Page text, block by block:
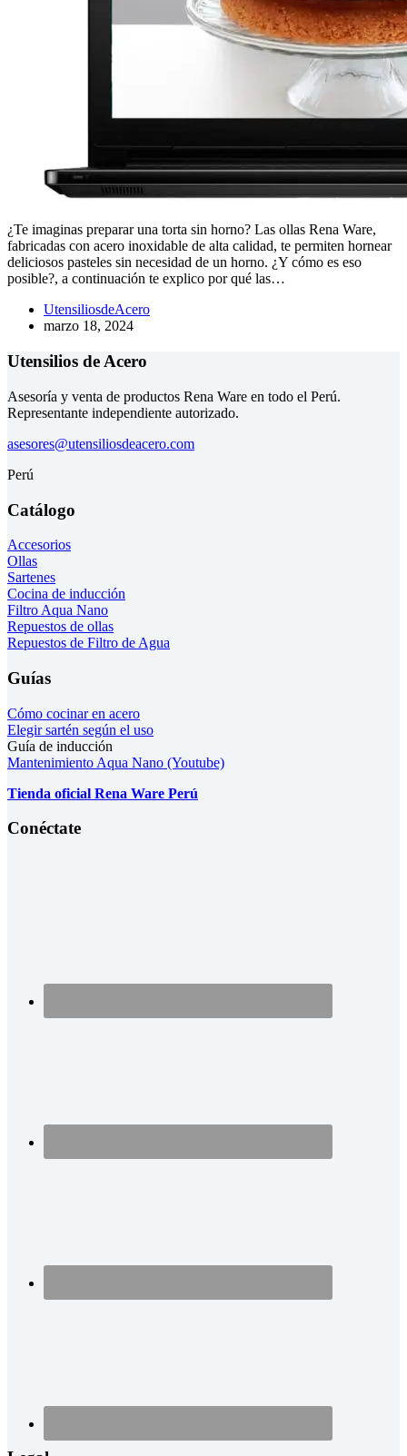
¿Te imaginas preparar una torta sin horno? Las ollas Rena Ware,
fabricadas con acero inoxidable de alta calidad, te permiten hornear
deliciosos pasteles sin necesidad de un horno. ¿Y cómo es eso
posible?, a continuación te explico por qué las…
UtensiliosdeAcero
marzo 18, 2024
Utensilios de Acero
Asesoría y venta de productos Rena Ware en todo el Perú.
Representante independiente autorizado.
asesores@utensiliosdeacero.com
Perú
Catálogo
Accesorios
Ollas
Sartenes
Cocina de inducción
Filtro Aqua Nano
Repuestos de ollas
Repuestos de Filtro de Agua
Guías
Cómo cocinar en acero
Elegir sartén según el uso
Guía de inducción
Mantenimiento Aqua Nano (Youtube)
Tienda oficial Rena Ware Perú
Conéctate